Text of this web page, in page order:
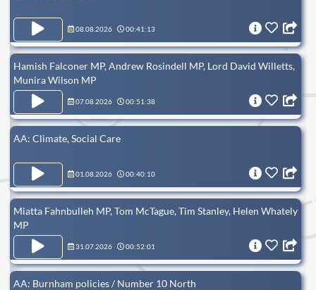
08.08.2026 00:41:13
Hamish Falconer MP, Andrew Rosindell MP, Lord David Willetts,
Munira Wilson MP
07.08.2026 00:51:38
AA: Climate, Social Care
01.08.2026 00:40:10
Miatta Fahnbulleh MP, Tom McTague, Tim Stanley, Helen Whately
MP
31.07.2026 00:52:01
AA: Burnham policies / Number 10 North